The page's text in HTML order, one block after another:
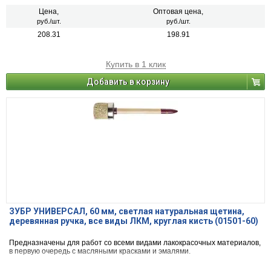
Цена,
руб./шт.
Оптовая цена,
руб./шт.
208.31 198.91
Купить в 1 клик
Добавить в корзину
ЗУБР УНИВЕРСАЛ, 60 мм, светлая натуральная щетина,
деревянная ручка, все виды ЛКМ, круглая кисть (01501-60)
Предназначены для работ со всеми видами лакокрасочных материалов,
в первую очередь с масляными красками и эмалями.